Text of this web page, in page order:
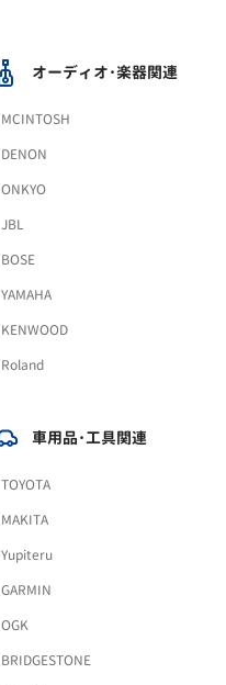
オーディオ･楽器関連
MCINTOSH
DENON
ONKYO
JBL
BOSE
YAMAHA
KENWOOD
Roland
車用品･工具関連
TOYOTA
MAKITA
Yupiteru
GARMIN
OGK
BRIDGESTONE